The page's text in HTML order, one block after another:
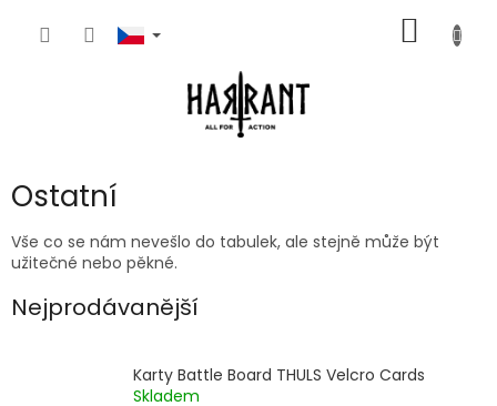
KOŠÍK
Ostatní
Vše co se nám nevešlo do tabulek, ale stejně může být
užitečné nebo pěkné.
Nejprodávanější
Karty Battle Board THULS Velcro Cards
Skladem